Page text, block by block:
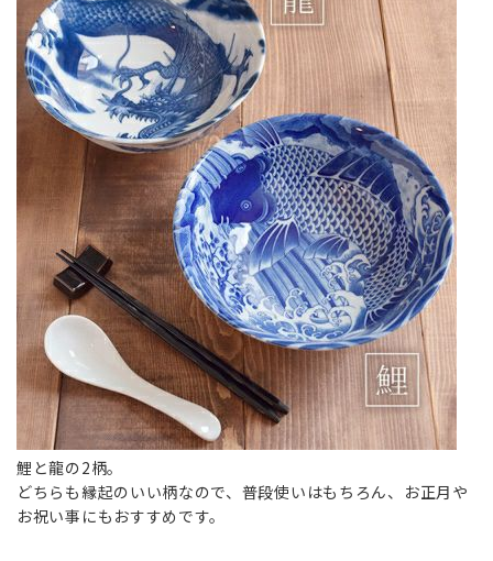
鯉と龍の2柄。
どちらも縁起のいい柄なので、普段使いはもちろん、お正月や
お祝い事にもおすすめです。